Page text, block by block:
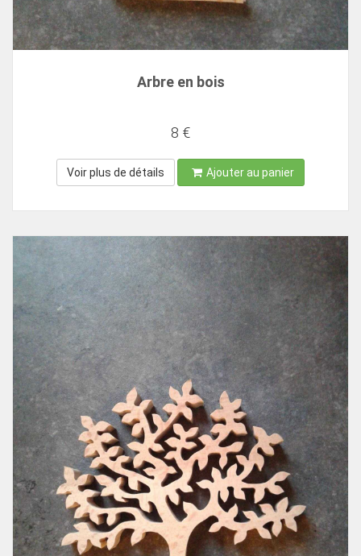
Arbre en bois
8 €
Voir plus de détails Ajouter au panier